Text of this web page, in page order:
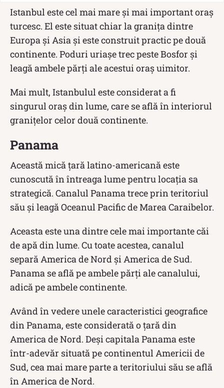
Istanbul este cel mai mare și mai important oraș
turcesc. El este situat chiar la granița dintre
Europa și Asia și este construit practic pe două
continente. Poduri uriașe trec peste Bosfor și
leagă ambele părți ale acestui oraș uimitor.
Mai mult, Istanbulul este considerat a fi
singurul oraș din lume, care se află în interiorul
granițelor celor două continente.
Panama
Această mică țară latino-americană este
cunoscută în întreaga lume pentru locația sa
strategică. Canalul Panama trece prin teritoriul
său și leagă Oceanul Pacific de Marea Caraibelor.
Aceasta este una dintre cele mai importante căi
de apă din lume. Cu toate acestea, canalul
separă America de Nord și America de Sud.
Panama se află pe ambele părți ale canalului,
adică pe ambele continente.
Având în vedere unele caracteristici geografice
din Panama, este considerată o țară din
America de Nord. Deși capitala Panama este
într-adevăr situată pe continentul Americii de
Sud, cea mai mare parte a teritoriului său se află
în America de Nord.